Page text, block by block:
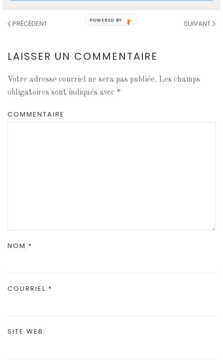
Island, NY, Wednesday August 3, 2011.
PRÉCÉDENT SUIVANT
LAISSER UN COMMENTAIRE
Votre adresse courriel ne sera pas publiée. Les champs
obligatoires sont indiqués avec *
COMMENTAIRE
NOM *
COURRIEL *
SITE WEB
POWERED